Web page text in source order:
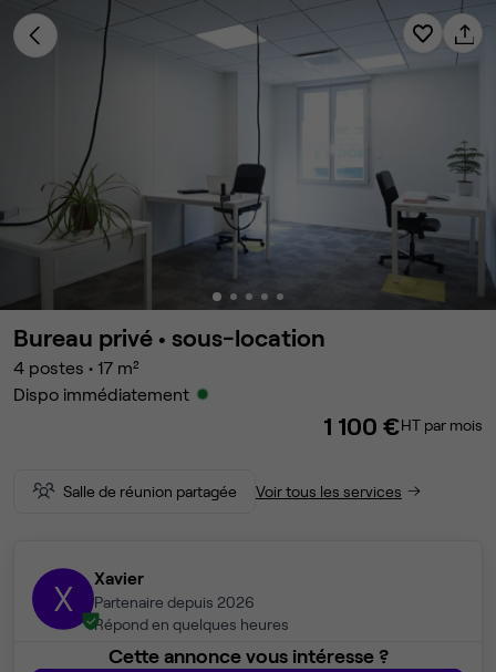
Bureau privé • sous-location
4 postes • 17 m²
Dispo immédiatement
1 100 €HT par mois
Salle de réunion partagée Voir tous les services
X Xavier
Partenaire depuis 2026
Répond en quelques heures
Cette annonce vous intéresse ?